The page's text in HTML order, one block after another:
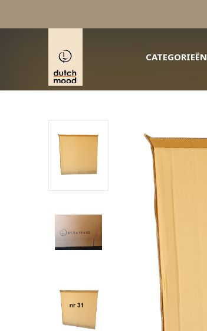
CATEGORIEËN